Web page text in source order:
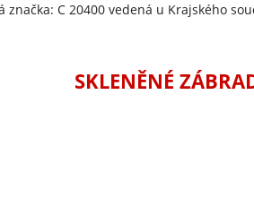
značka: C 20400 vedená u Krajského
SKLENĚNÉ